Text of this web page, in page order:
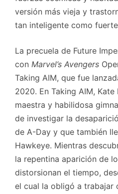
versión más vieja y
tan inteligente como
La precuela de Future
con Marvel’s Avengers
Taking AIM, que fue
2020. En Taking AIM, Kate
maestra y habilidosa
de investigar la
de A-Day y que también
Hawkeye. Mientras
la repentina aparición de
distorsionan el tiempo,
el cual la obligó a trabajar